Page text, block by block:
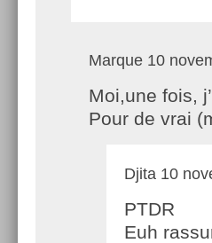
Marque 10
Moi,une fois,
Pour de vrai
Djita 10
PTDR
Euh